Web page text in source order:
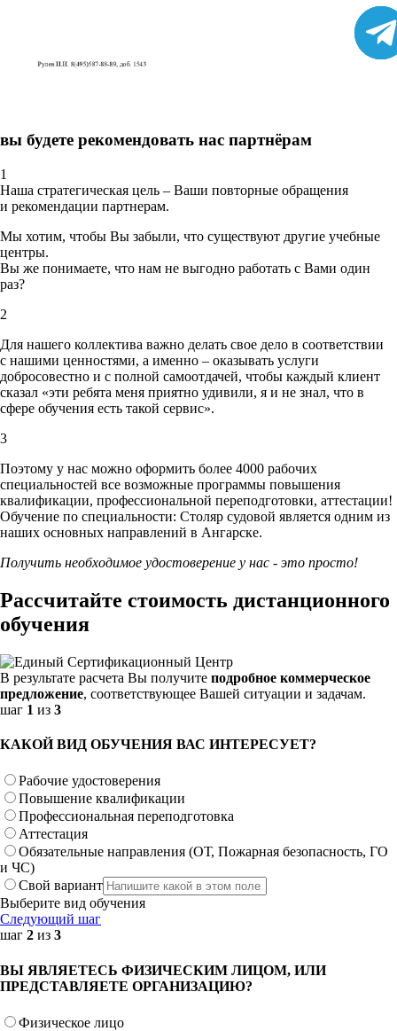
вы будете рекомендовать нас партнёрам
1
Наша стратегическая цель – Ваши повторные обращения
и рекомендации партнерам.
Мы хотим, чтобы Вы забыли, что существуют другие учебные
центры.
Вы же понимаете, что нам не выгодно работать с Вами один
раз?
2
Для нашего коллектива важно делать свое дело в соответствии
с нашими ценностями, а именно – оказывать услуги
добросовестно и с полной самоотдачей, чтобы каждый клиент
сказал «эти ребята меня приятно удивили, я и не знал, что в
сфере обучения есть такой сервис».
3
Поэтому у нас можно оформить более 4000 рабочих
специальностей все возможные программы повышения
квалификации, профессиональной переподготовки, аттестации!
Обучение по специальности: Столяр судовой является одним из
наших основных направлений в Ангарске.
Получить необходимое удостоверение у нас - это просто!
Рассчитайте стоимость дистанционного
обучения
В результате расчета Вы получите подробное коммерческое
предложение, соответствующее Вашей ситуации и задачам.
шаг 1 из 3
КАКОЙ ВИД ОБУЧЕНИЯ ВАС ИНТЕРЕСУЕТ?
Рабочие удостоверения
Повышение квалификации
Профессиональная переподготовка
Аттестация
Обязательные направления (ОТ, Пожарная безопасность, ГО
и ЧС)
Свой вариант
Выберите вид обучения
Следующий шаг
шаг 2 из 3
ВЫ ЯВЛЯЕТЕСЬ ФИЗИЧЕСКИМ ЛИЦОМ, ИЛИ
ПРЕДСТАВЛЯЕТЕ ОРГАНИЗАЦИЮ?
Физическое лицо